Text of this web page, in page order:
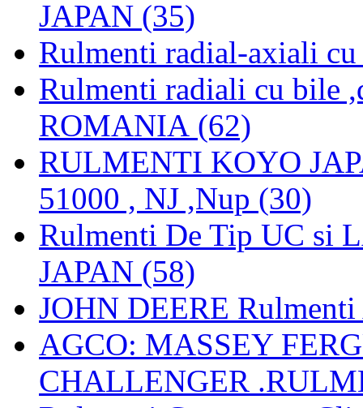
JAPAN (35)
Rulmenti radial-axiali
Rulmenti radiali cu bile
ROMANIA (62)
RULMENTI KOYO
51000 , NJ ,Nup (30)
Rulmenti De Tip UC si
JAPAN (58)
JOHN DEERE
AGCO: MASSEY
CHALLENGER